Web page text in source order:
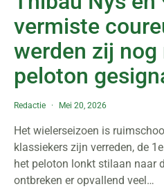
vermiste
werden zij
peloton
Redactie Mei 20, 2026
Het wielerseizoen is
klassiekers zijn verreden, de
het peloton lonkt stilaan naar
ontbreken er opvallend veel…